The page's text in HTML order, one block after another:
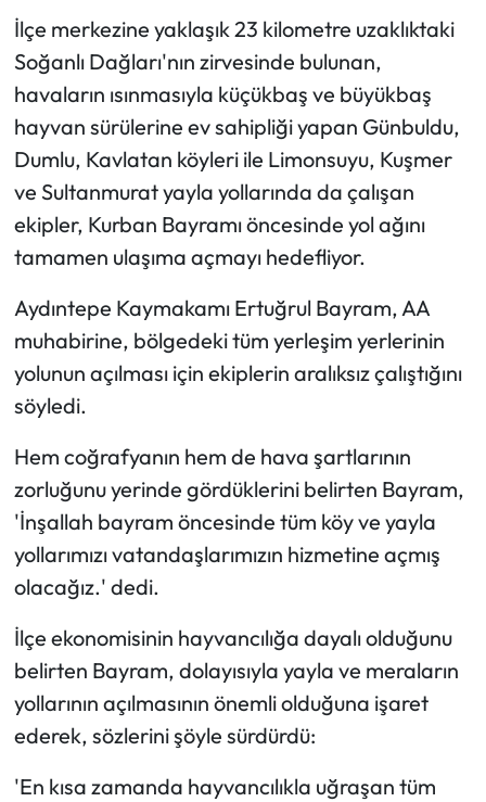
İlçe merkezine yaklaşık 23 kilometre uzaklıktaki
Soğanlı Dağları'nın zirvesinde bulunan,
havaların ısınmasıyla küçükbaş ve büyükbaş
hayvan sürülerine ev sahipliği yapan Günbuldu,
Dumlu, Kavlatan köyleri ile Limonsuyu, Kuşmer
ve Sultanmurat yayla yollarında da çalışan
ekipler, Kurban Bayramı öncesinde yol ağını
tamamen ulaşıma açmayı hedefliyor.
Aydıntepe Kaymakamı Ertuğrul Bayram, AA
muhabirine, bölgedeki tüm yerleşim yerlerinin
yolunun açılması için ekiplerin aralıksız çalıştığını
söyledi.
Hem coğrafyanın hem de hava şartlarının
zorluğunu yerinde gördüklerini belirten Bayram,
'İnşallah bayram öncesinde tüm köy ve yayla
yollarımızı vatandaşlarımızın hizmetine açmış
olacağız.' dedi.
İlçe ekonomisinin hayvancılığa dayalı olduğunu
belirten Bayram, dolayısıyla yayla ve meraların
yollarının açılmasının önemli olduğuna işaret
ederek, sözlerini şöyle sürdürdü:
'En kısa zamanda hayvancılıkla uğraşan tüm